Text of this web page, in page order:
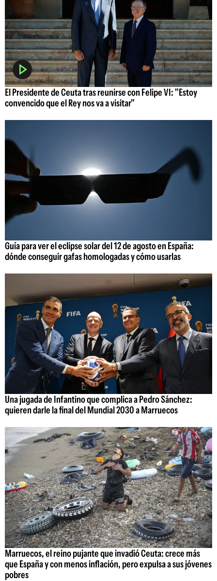
El Presidente de Ceuta tras reunirse con Felipe VI: "Estoy
convencido que el Rey nos va a visitar"
Guía para ver el eclipse solar del 12 de agosto en España:
dónde conseguir gafas homologadas y cómo usarlas
Una jugada de Infantino que complica a Pedro Sánchez:
quieren darle la final del Mundial 2030 a Marruecos
Marruecos, el reino pujante que invadió Ceuta: crece más
que España y con menos inflación, pero expulsa a sus jóvenes
pobres